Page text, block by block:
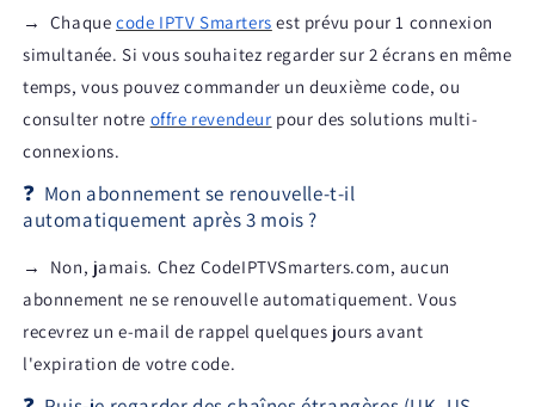
→ Chaquecode IPTV Smarters est prévu pour 1 connexion
simultanée. Si vous souhaitez regarder sur 2 écrans en même
temps, vous pouvez commander un deuxième code, ou
consulter notre offre revendeur pour des solutions multi-
connexions.
❓ Mon abonnement se renouvelle-t-il
automatiquement après 3 mois ?
→
Non, jamais. Chez CodeIPTVSmarters.com, aucun
abonnement ne se renouvelle automatiquement. Vous
recevrez un e-mail de rappel quelques jours avant
l'expiration de votre code.